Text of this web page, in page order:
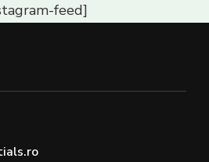
pot
feed]